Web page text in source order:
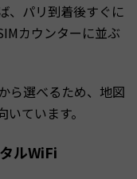
、パリ到着後すぐに
カウンターに並ぶ
ら選べるため、地図
ています。
ルWiFi